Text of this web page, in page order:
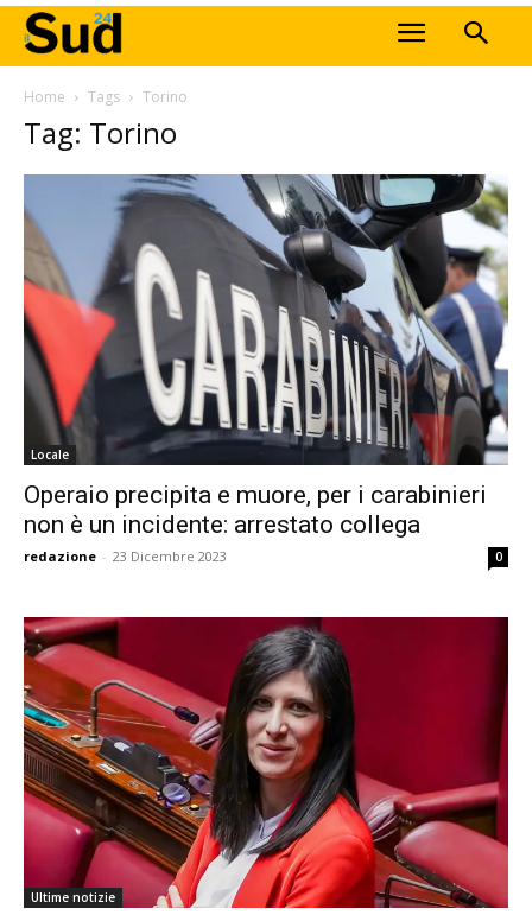
Home Tags Torino
Tag: Torino
Locale
Operaio precipita e muore, per i carabinieri
non è un incidente: arrestato collega
redazione - 23 Dicembre 2023 0
Ultime notizie